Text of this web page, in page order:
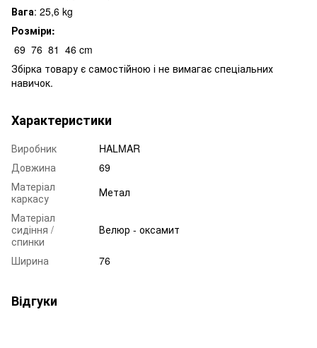
Вага: 25,6 kg
Розміри:
69 76 81 46 cm
Збірка товару є самостійною і не вимагає спеціальних
навичок.
Характеристики
Виробник
HALMAR
Довжина
69
Матеріал
каркасу
Метал
Матеріал
сидіння /
спинки
Велюр - оксамит
Ширина 76
Відгуки